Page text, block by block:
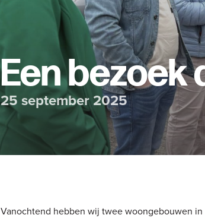
Een bezoek
25 september 2025
Vanochtend hebben wij twee woongebouwen